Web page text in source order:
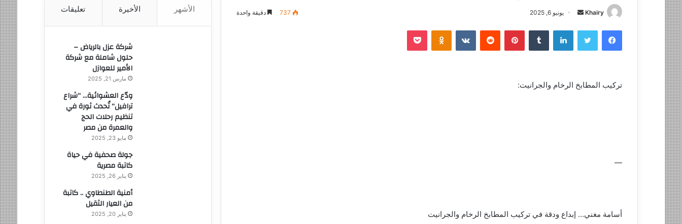
Khairy
أ
ل
ي
ا
يونيو 6, 2025 737 دقيقة واحدة
فيسبوك تويتر لينكدإن ‏Tumblr بينتيريست ‏Reddit
‏VKontakte
Odnoklassniki بوكيت
تركيب المطابخ الرخام والجرانيت:
—
أسامة مغني… إبداع ودقة في تركيب المطابخ الرخام والجرانيت
الأشهر الأخيرة تعليقات
شركة عزل بالرياض –
حلول شاملة مع شركة
الأمير للعوازل
مارس 21, 2025
ودّع العشوائية… “شراع
ترافيل” تُحدث ثورة في
تنظيم رحلات الحج
والعمرة من مصر
مايو 23, 2025
جولة صحفية في حياة
كاتبة مصرية
يناير 26, 2025
أمنية الطنطاوي .. كاتبة
من العيار الثقيل
يناير 20, 2025